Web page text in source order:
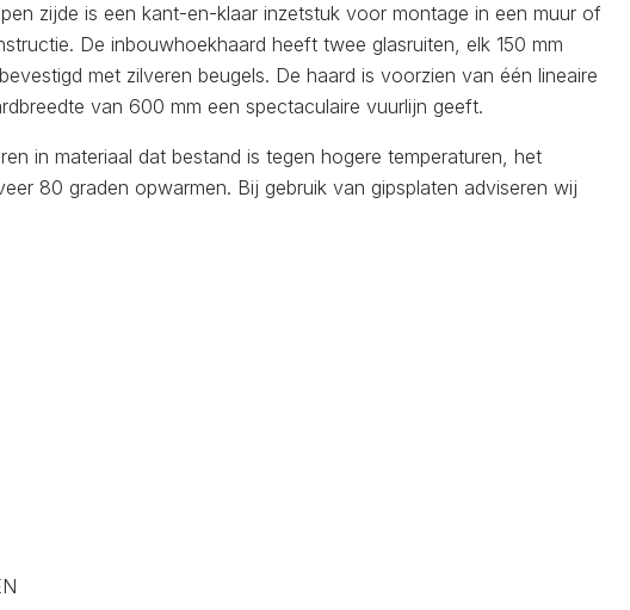
zijde is een kant-en-klaar inzetstuk voor montage in een muur of
De inbouwhoekhaard heeft twee glasruiten, elk 150 mm
met zilveren beugels. De haard is voorzien van één lineaire
van 600 mm een ​​spectaculaire vuurlijn geeft.
in materiaal dat bestand is tegen hogere temperaturen, het
80 graden opwarmen. Bij gebruik van gipsplaten adviseren wij